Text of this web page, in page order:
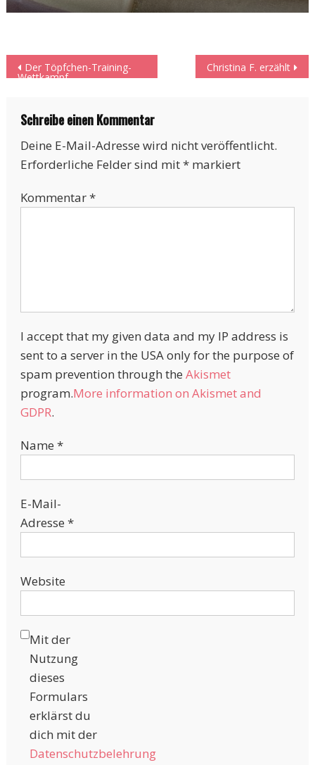
Beitragsnavigation
Der Töpfchen-Training-
Wettkampf
Christina F. erzählt
Schreibe einen Kommentar
Deine E-Mail-Adresse wird nicht veröffentlicht.
Erforderliche Felder sind mit*markiert
Kommentar*
I accept that my given data and my IP address is
sent to a server in the USA only for the purpose of
spam prevention through the Akismet
program.More information on Akismet and
GDPR.
Name *
E-Mail-
Adresse *
Website
Mit der
Nutzung
dieses
Formulars
erklärst du
dich mit der
Datenschutzbelehrung